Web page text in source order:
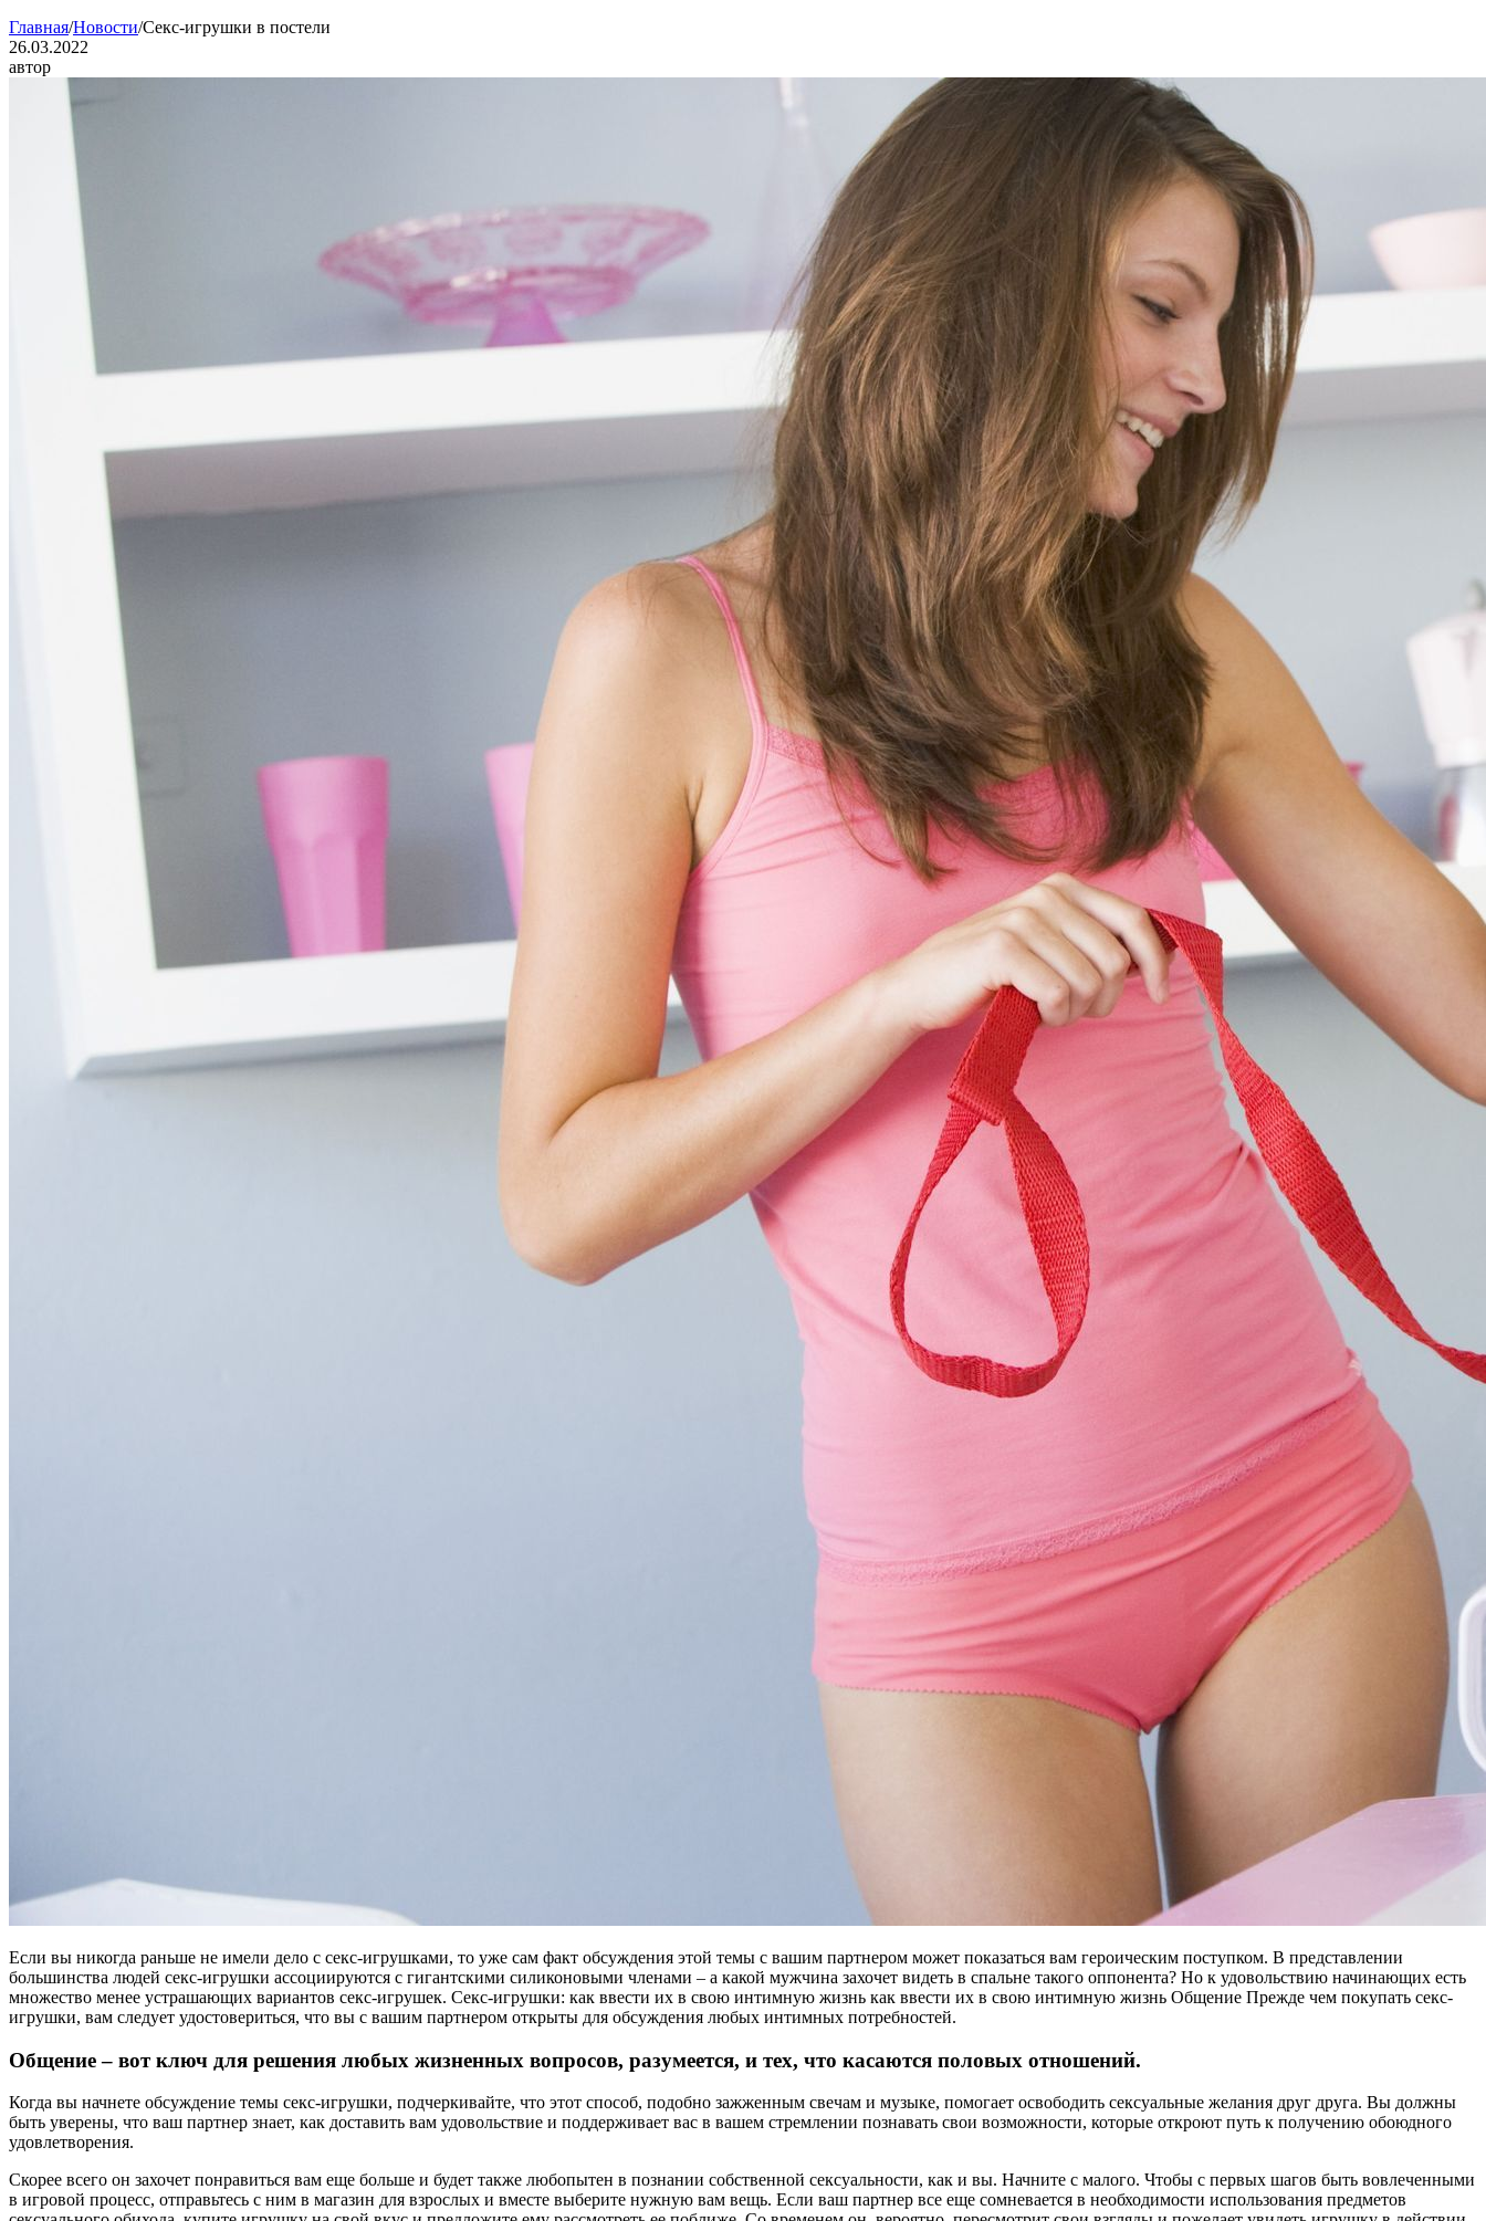
Главная/Новости/Секс-игрушки в постели
26.03.2022
автор
Если вы никогда раньше не имели дело с секс-игрушками, то уже сам факт обсуждения этой темы с вашим партнером может показаться вам героическим поступком. В представлении
большинства людей секс-игрушки ассоциируются с гигантскими силиконовыми членами – а какой мужчина захочет видеть в спальне такого оппонента? Но к удовольствию начинающих есть
множество менее устрашающих вариантов секс-игрушек. Секс-игрушки: как ввести их в свою интимную жизнь как ввести их в свою интимную жизнь Общение Прежде чем покупать секс-
игрушки, вам следует удостовериться, что вы с вашим партнером открыты для обсуждения любых интимных потребностей.
Общение – вот ключ для решения любых жизненных вопросов, разумеется, и тех, что касаются половых отношений.
Когда вы начнете обсуждение темы секс-игрушки, подчеркивайте, что этот способ, подобно зажженным свечам и музыке, помогает освободить сексуальные желания друг друга. Вы должны
быть уверены, что ваш партнер знает, как доставить вам удовольствие и поддерживает вас в вашем стремлении познавать свои возможности, которые откроют путь к получению обоюдного
удовлетворения.
Скорее всего он захочет понравиться вам еще больше и будет также любопытен в познании собственной сексуальности, как и вы. Начните с малого. Чтобы с первых шагов быть вовлеченными
в игровой процесс, отправьтесь с ним в магазин для взрослых и вместе выберите нужную вам вещь. Если ваш партнер все еще сомневается в необходимости использования предметов